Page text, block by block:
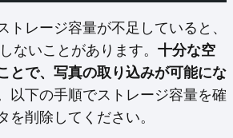
トレージ容量が不足していると、
ないことがあります。 十分な空
とで、写真の取り込みが可能にな
以下の手順でストレージ容量を確
を削除してください。